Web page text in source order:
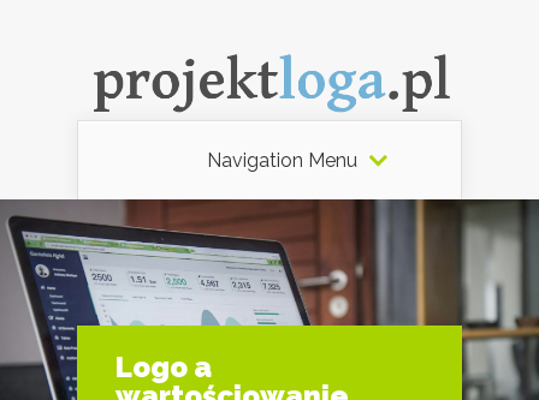
Navigation Menu
Logo a